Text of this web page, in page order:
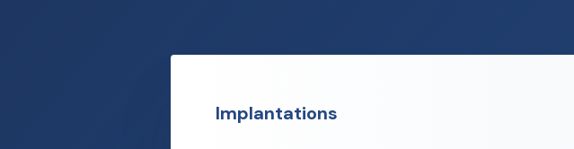
Implantations